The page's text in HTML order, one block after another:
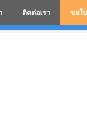
ติดต่อเรา ขอใ
โก้ ร่มพรีเมี่ยม ร่มต